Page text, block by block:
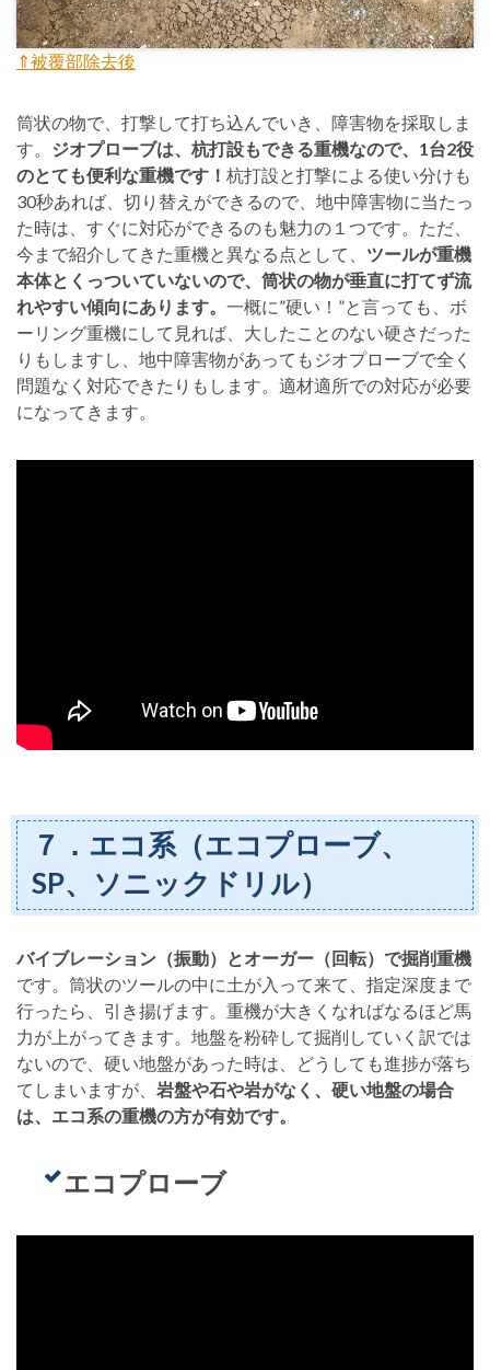
⇑被覆部除去後
筒状の物で、打撃して打ち込んでいき、障害物を採取しま
す。 ジオプローブは、杭打設もできる重機なので、1台2役
のとても便利な重機です！ 杭打設と打撃による使い分けも
30秒あれば、切り替えができるので、地中障害物に当たっ
た時は、すぐに対応ができるのも魅力の１つです。ただ、
今まで紹介してきた重機と異なる点として、 ツールが重機
本体とくっついていないので、筒状の物が垂直に打てず流
れやすい傾向にあります。 一概に”硬い！”と言っても、ボ
ーリング重機にして見れば、大したことのない硬さだった
りもしますし、地中障害物があってもジオプローブで全く
問題なく対応できたりもします。適材適所での対応が必要
になってきます。
７．エコ系（エコプローブ、
SP、ソニックドリル）
バイブレーション（振動）とオーガー（回転）で掘削重機
です。筒状のツールの中に土が入って来て、指定深度まで
行ったら、引き揚げます。重機が大きくなればなるほど馬
力が上がってきます。地盤を粉砕して掘削していく訳では
ないので、硬い地盤があった時は、どうしても進捗が落ち
てしまいますが、 岩盤や石や岩がなく、硬い地盤の場合
は、エコ系の重機の方が有効です。
エコプローブ